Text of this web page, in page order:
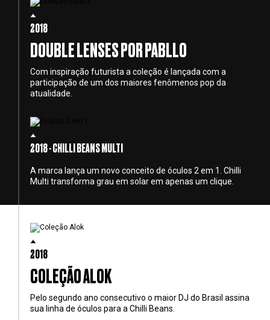
2018
DOUBLE LENSES POR PABLLO
Com inspiração futurista a coleção é lançada com a
participação de um dos maiores fenômenos pop da
atualidade.
2018 - CHILLI BEANS MULTI
A marca lança um novo conceito de óculos 2 em 1. Chilli
Multi transforma grau em solar em apenas um clique.
2018
COLEÇÃO ALOK
Pelo segundo ano consecutivo o maior DJ do Brasil assina
sua linha de óculos para a Chilli Beans.